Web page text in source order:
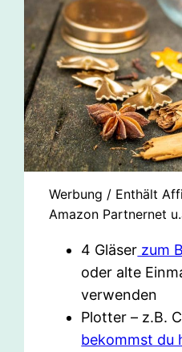
Werbung / Enthält
Amazon Partnernet
4 Gläser zum
oder alte
verwenden
Plotter – z.B.
bekommst du